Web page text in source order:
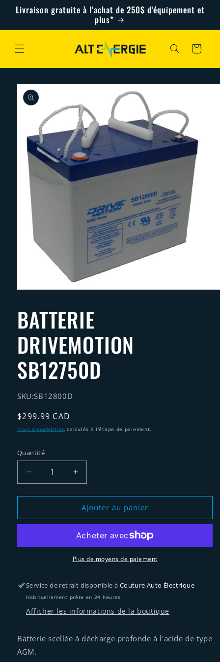
passer
contenu
Livraison gratuite à l’achat de 250$ d’équipement et
plus*
Panier
Passer aux
informations
produits
dans
une
fenêtre
modale
BATTERIE
DRIVEMOTION
SB12750D
SKU:SB12800D
Prix
habituel
$299.99 CAD
Frais d'expédition calculés à l'étape de paiement.
Quantité
Réduire
la
quantité
BATTERIE
Augmenter
la
quantité
de
BATTERIE
SB12750D
Ajouter au panier
Plus de moyens de paiement
Service de retrait disponible à Couture Auto Électrique
Habituellement prête en 24 heures
Afficher les informations de la boutique
Batterie scellée à décharge profonde à l'acide de type
AGM.